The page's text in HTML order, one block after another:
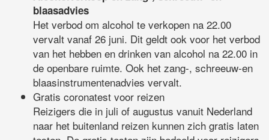
blaasadvies
Het verbod om alcohol te verkopen na 22.00
vervalt vanaf 26 juni. Dit geldt ook voor het verbod
van het hebben en drinken van alcohol na 22.00 in
de openbare ruimte. Ook het zang-, schreeuw-en
blaasinstrumentenadvies vervalt.
Gratis coronatest voor reizen
Reizigers die in juli of augustus vanuit Nederland
naar het buitenland reizen kunnen zich gratis laten